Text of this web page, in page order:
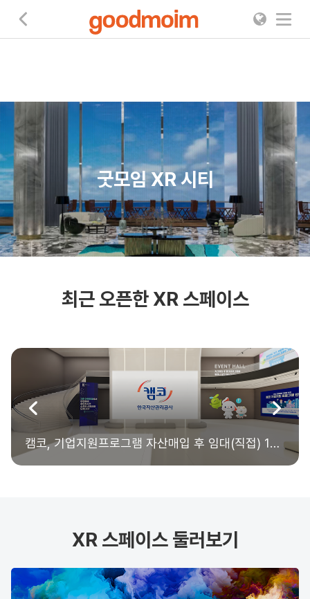
굿모임 XR 시티
최근 오픈한 XR 스페이스
캠코, 기업지원프로그램 자산매입 후 임대(직접) 10주년 기념관
XR 스페이스 둘러보기